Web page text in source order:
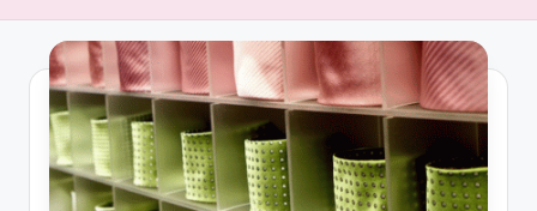
.i
t